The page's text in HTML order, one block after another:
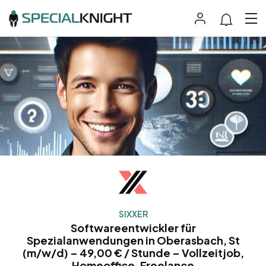
SIXXER
Softwareentwickler für
Spezialanwendungen in Oberasbach, St
(m/w/d) – 49,00 € / Stunde – Vollzeitjob,